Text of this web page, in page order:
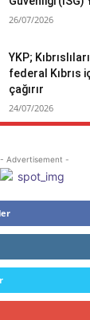
26/07/2026
YKP;
federal Kıbrıs
çağırır
24/07/2026
- Advertisement -